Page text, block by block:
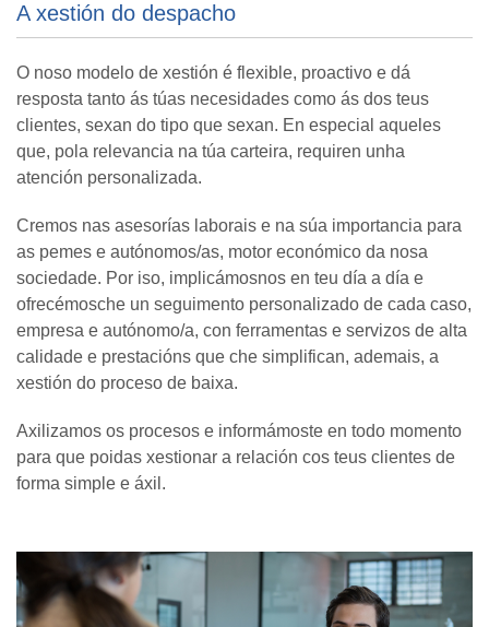
A xestión do despacho
O noso modelo de xestión é flexible, proactivo e dá
resposta tanto ás túas necesidades como ás dos teus
clientes, sexan do tipo que sexan. En especial aqueles
que, pola relevancia na túa carteira, requiren unha
atención personalizada.
Cremos nas asesorías laborais e na súa importancia para
as pemes e autónomos/as, motor económico da nosa
sociedade. Por iso, implicámosnos en teu día a día e
ofrecémosche un seguimento personalizado de cada caso,
empresa e autónomo/a, con ferramentas e servizos de alta
calidade e prestacións que che simplifican, ademais, a
xestión do proceso de baixa.
Axilizamos os procesos e informámoste en todo momento
para que poidas xestionar a relación cos teus clientes de
forma simple e áxil.